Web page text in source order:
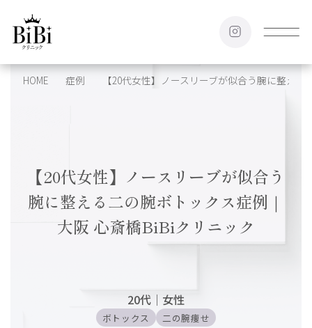
HOME 症例 【20代女性】ノースリーブが似合う腕に整え
【20代女性】ノースリーブが似合う
腕に整える二の腕ボトックス症例｜
大阪 心斎橋BiBiクリニック
20代 ｜ 女性
ボトックス 二の腕痩せ